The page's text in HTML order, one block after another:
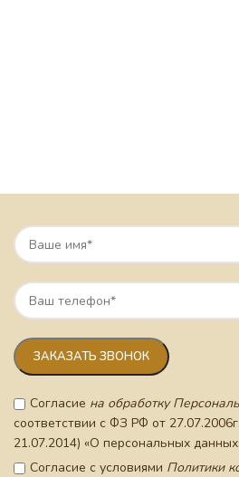
Согласие на обработку
соответствии с ФЗ РФ от
21.07.2014) «О персональных
Согласие с условиями Политики